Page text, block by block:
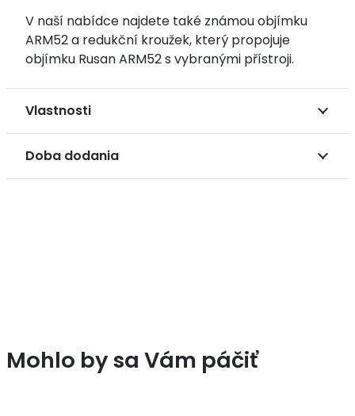
V naší nabídce najdete také známou objímku
ARM52 a redukční kroužek, který propojuje
objímku Rusan ARM52 s vybranými přístroji.
Vlastnosti
Doba dodania
Mohlo by sa Vám páčiť